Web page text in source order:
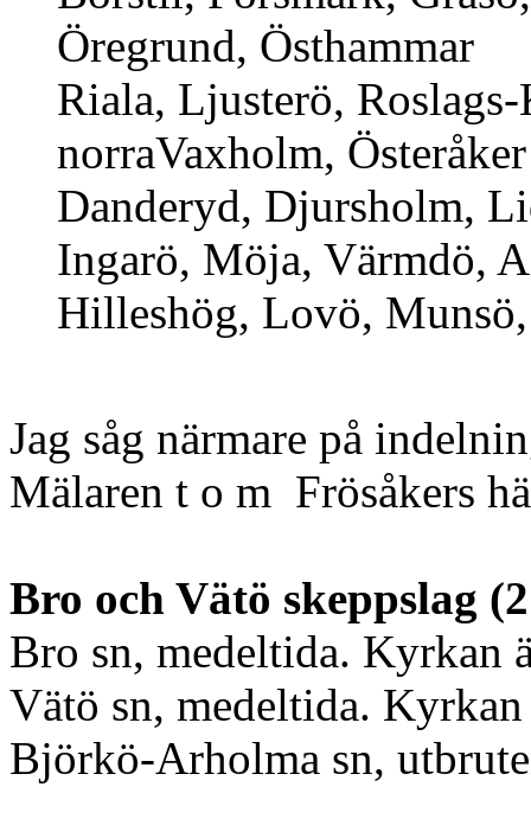
Öregrund, Östhammar
Riala, Ljusterö,
norraVaxholm,
Danderyd, Djursholm,
Ingarö, Möja, Värmdö,
Hilleshög, Lovö, Munsö,
Jag såg närmare på
Mälaren t o m Frösåkers
Bro och Vätö skeppslag
Bro sn, medeltida. Kyrkan
Vätö sn, medeltida.
Björkö-Arholma sn,